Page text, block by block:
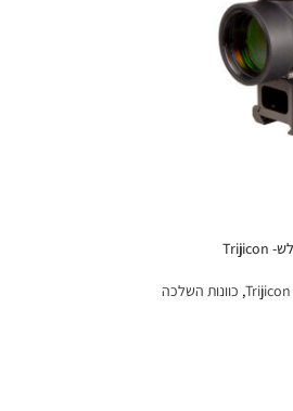
, כוונות השלכה